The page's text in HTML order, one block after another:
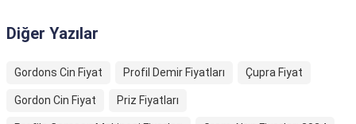
Diğer Yazılar
Gordons Cin Fiyat Profil Demir Fiyatları Çupra Fiyat
Gordon Cin Fiyat Priz Fiyatları